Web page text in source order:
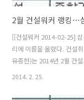
[[건설워커 2014-02-25]
리에 이름을 올렸다. 건설
유종현)는 2014년 2월 건
지니어링), 웅남(전문건설
2014. 2. 25.